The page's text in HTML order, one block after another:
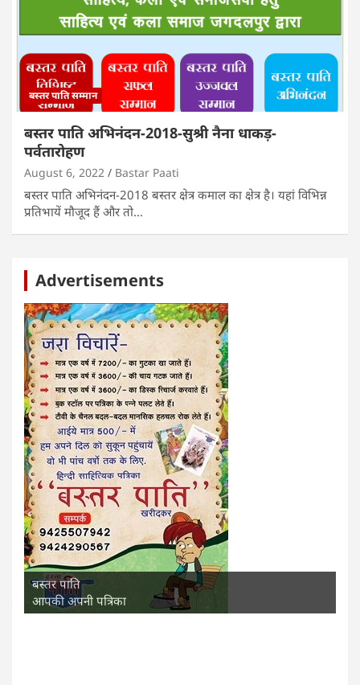
बस्तर पाति सम्मान
बस्तर पाति अभिनंदन-2018-सुश्री नैना धाकड़-
पर्वतारोहण
August 6, 2022 Bastar Paati
बस्तर पाति अभिनंदन-2018 बस्तर क्षेत्र कमाल का क्षेत्र है। यहां विभिन्न
प्रतिभायें मौजूद हैं और तो…
Advertisements
बस्तर पाति
आपकी अपनी पत्रिका